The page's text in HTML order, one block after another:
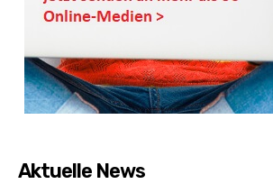
Aktuelle News